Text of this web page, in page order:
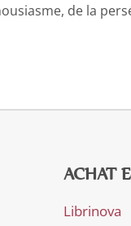
de la
ACHAT
Librinova